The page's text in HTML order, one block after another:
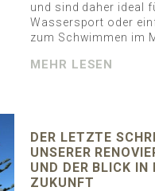
und sind daher ideal
Wassersport oder
zum Schwimmen im
MEHR LESEN
DER LETZTE
UNSERER
UND DER BLICK IN
ZUKUNFT